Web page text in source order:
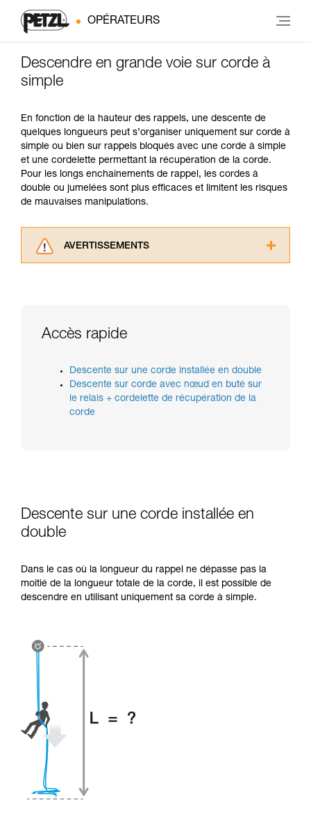
OPÉRATEURS
Descendre en grande voie sur corde à
simple
En fonction de la hauteur des rappels, une descente de
quelques longueurs peut s’organiser uniquement sur corde à
simple ou bien sur rappels bloqués avec une corde à simple
et une cordelette permettant la récupération de la corde.
Pour les longs enchaînements de rappel, les cordes à
double ou jumelées sont plus efficaces et limitent les risques
de mauvaises manipulations.
AVERTISSEMENTS
pouvoir comprendre ce complément
d’informations.
formation et un entraînement spécifique. Validez
avec un professionnel votre capacité à refaire
la manipulation, seul, en toute sécurité, avant
de la reproduire en autonomie.
Accès rapide
Descente sur une corde installée en double
Descente sur corde avec nœud en buté sur
le relais + cordelette de récupération de la
corde
Descente sur une corde installée en
double
Dans le cas où la longueur du rappel ne dépasse pas la
moitié de la longueur totale de la corde, il est possible de
descendre en utilisant uniquement sa corde à simple.